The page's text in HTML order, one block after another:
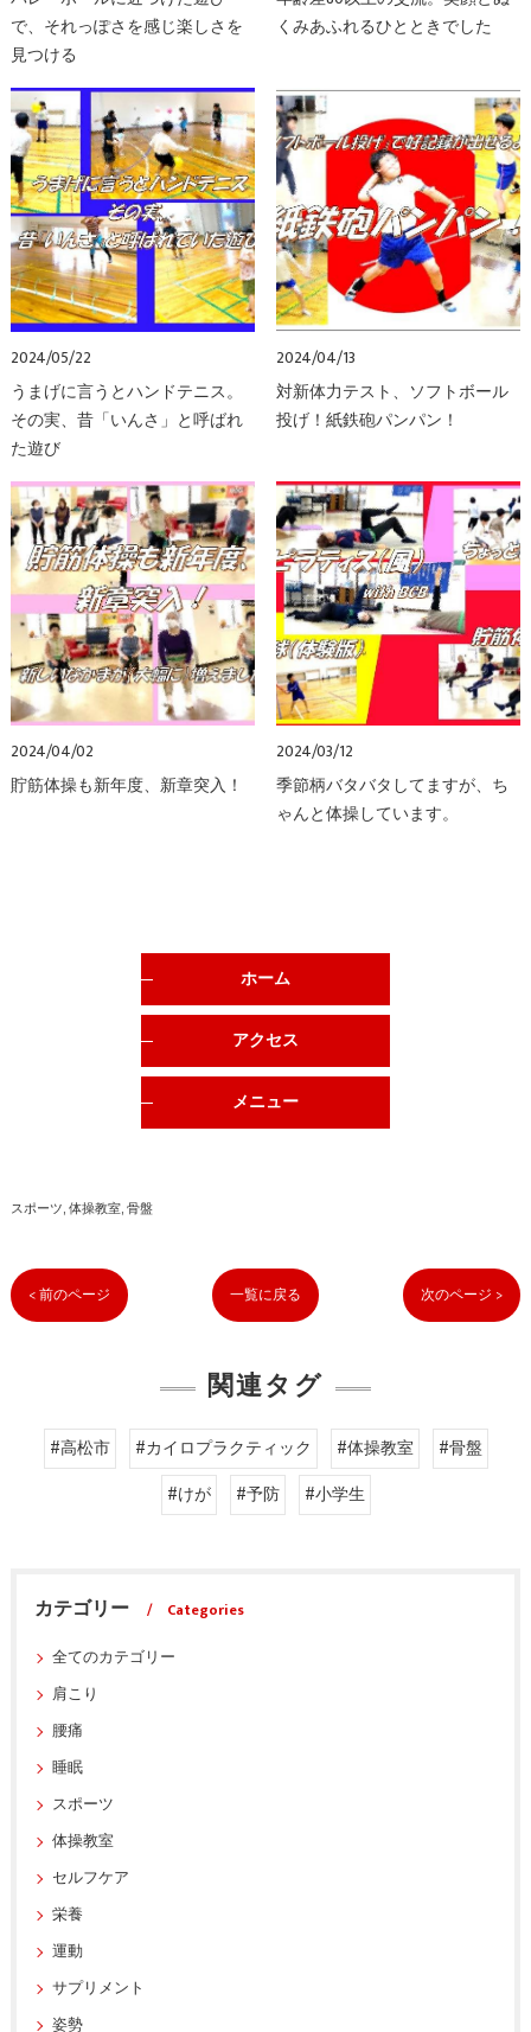
で、それっぽさを感じ楽しさを
見つける
くみあふれるひとときでした
2024/05/22
うまげに言うとハンドテニス。
その実、昔「いんさ」と呼ばれ
た遊び
2024/04/13
対新体力テスト、ソフトボール
投げ！紙鉄砲パンパン！
2024/04/02
貯筋体操も新年度、新章突入！
2024/03/12
季節柄バタバタしてますが、ち
ゃんと体操しています。
ホーム
アクセス
メニュー
スポーツ 体操教室 骨盤
< 前のページ 一覧に戻る 次のページ >
関連タグ
#高松市 #カイロプラクティック #体操教室
#骨盤
#けが
#予防 #小学生
カテゴリー
Categories
全てのカテゴリー
肩こり
腰痛
睡眠
スポーツ
体操教室
セルフケア
栄養
運動
サプリメント
姿勢